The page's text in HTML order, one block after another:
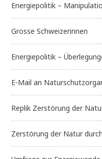
Energiepolitik –
Grosse Schweizerinnen
Energiepolitik –
E-Mail an
Replik Zerstörung der
Zerstörung der Natur